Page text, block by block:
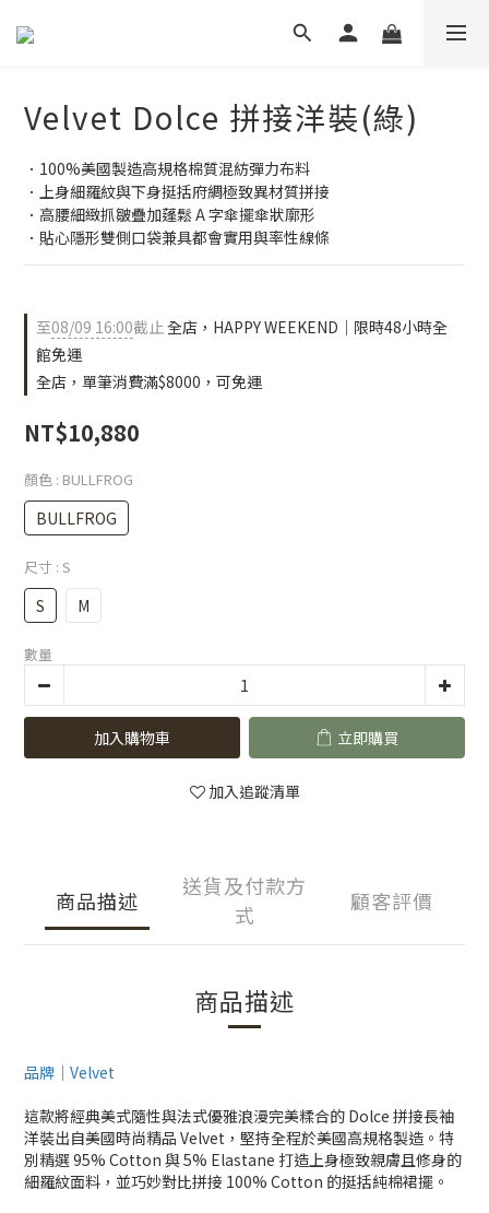
Velvet Dolce 拼接洋裝(綠)
．100%美國製造高規格棉質混紡彈力布料
．上身細羅紋與下身挺括府綢極致異材質拼接
．高腰細緻抓皺疊加蓬鬆 A 字傘擺傘狀廓形
．貼心隱形雙側口袋兼具都會實用與率性線條
至08/09 16:00截止全店，HAPPY WEEKEND｜限時48小時全
館免運
全店，單筆消費滿$8000，可免運
NT$10,880
顏色 : BULLFROG
BULLFROG
尺寸 : S
S M
數量
加入購物車 立即購買
加入追蹤清單
商品描述
送貨及付款方
式
顧客評價
商品描述
品牌｜Velvet
這款將經典美式隨性與法式優雅浪漫完美糅合的 Dolce 拼接長袖
洋裝出自美國時尚精品 Velvet，堅持全程於美國高規格製造。特
別精選 95% Cotton 與 5% Elastane 打造上身極致親膚且修身的
細羅紋面料，並巧妙對比拼接 100% Cotton 的挺括純棉裙擺。